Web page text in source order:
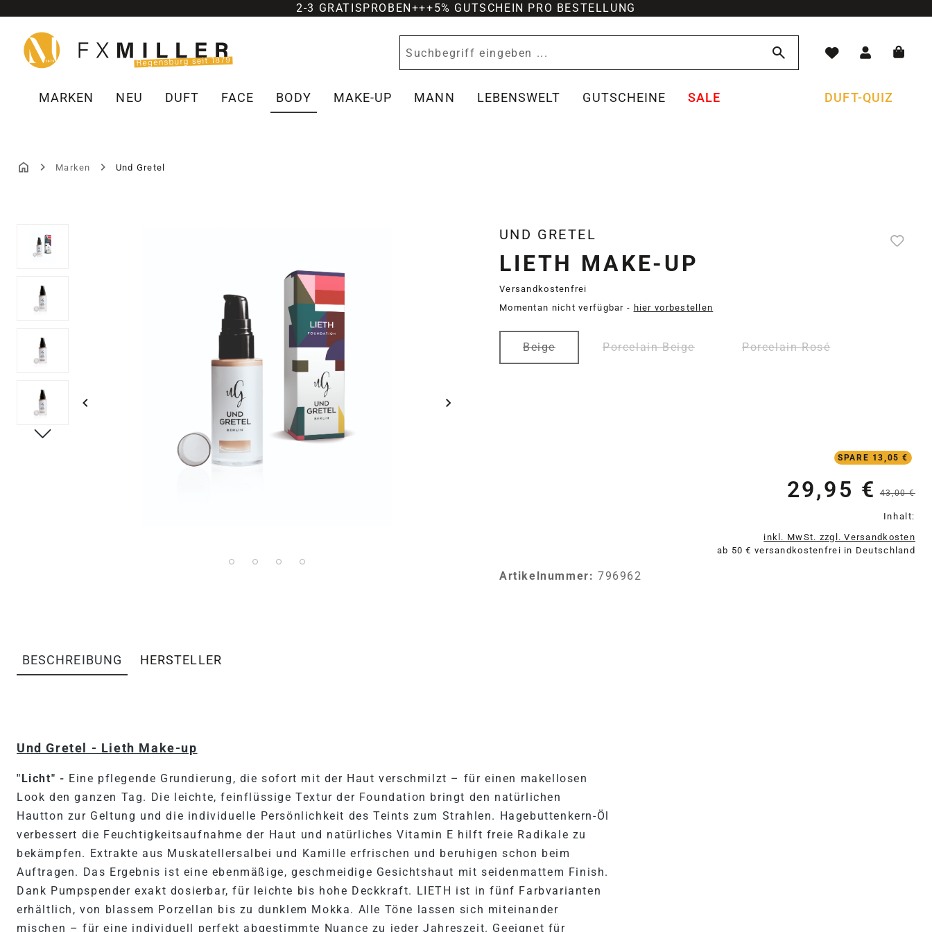
Hauptinhalt springen
Zur Suche springen
Zur Hauptnavigation springen
2-3 GRATISPROBEN+++5% GUTSCHEIN PRO BESTELLUNG
MARKEN NEU DUFT FACE BODY MAKE-UP MANN LEBENSWELT GUTSCHEINE SALE DUFT-QUIZ
Marken Und Gretel
Bildergalerie überspringen UND GRETEL
LIETH MAKE-UP
Versandkostenfrei
Momentan nicht verfügbar - hier vorbestellen
Beige(Diese Option ist zurzeit nicht verfügbar.)
Porcelain Beige(Diese Option ist zurzeit nicht verfügbar.)
Porcelain Rosé(Diese Option ist zurzeit nicht
SPARE 13,05 €
Verkaufspreis:
29,95 € 43,00 €
Inhalt:
inkl. MwSt. zzgl. Versandkosten
ab 50 € versandkostenfrei in Deutschland
Artikelnummer: 796962
BESCHREIBUNG HERSTELLER
Und Gretel - Lieth Make-up
"Licht" - Eine pflegende Grundierung, die sofort mit der Haut verschmilzt – für einen makellosen
Look den ganzen Tag. Die leichte, feinflüssige Textur der Foundation bringt den natürlichen
Hautton zur Geltung und die individuelle Persönlichkeit des Teints zum Strahlen. Hagebuttenkern-Öl
verbessert die Feuchtigkeitsaufnahme der Haut und natürliches Vitamin E hilft freie Radikale zu
bekämpfen. Extrakte aus Muskatellersalbei und Kamille erfrischen und beruhigen schon beim
Auftragen. Das Ergebnis ist eine ebenmäßige, geschmeidige Gesichtshaut mit seidenmattem Finish.
Dank Pumpspender exakt dosierbar, für leichte bis hohe Deckkraft. LIETH ist in fünf Farbvarianten
erhältlich, von blassem Porzellan bis zu dunklem Mokka. Alle Töne lassen sich miteinander
mischen – für eine individuell perfekt abgestimmte Nuance zu jeder Jahreszeit. Geeignet für